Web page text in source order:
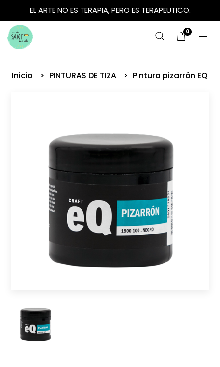
EL ARTE NO ES TERAPIA, PERO ES TERAPEUTICO.
0
Inicio PINTURAS DE TIZA Pintura pizarrón EQ